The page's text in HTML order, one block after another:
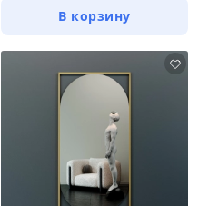
В корзину